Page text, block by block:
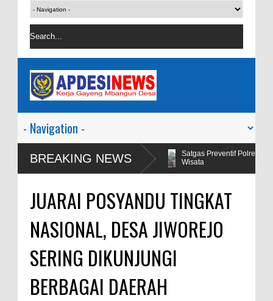
BREAKING NEWS
Viral Salah
Satgas Preventif Polres Blora Patroli
Wisata
JUARAI POSYANDU TINGKAT
NASIONAL, DESA JIWOREJO
SERING DIKUNJUNGI
BERBAGAI DAERAH